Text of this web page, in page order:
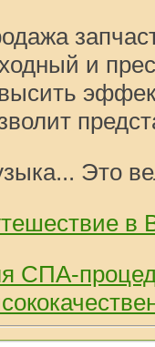
и
Это
в
СПА-